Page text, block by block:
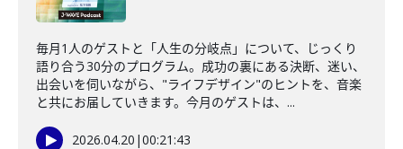
毎月1人のゲストと「人生の分岐点」について、じっくり
語り合う30分のプログラム。成功の裏にある決断、迷い、
出会いを伺いながら、"ライフデザイン"のヒントを、音楽
と共にお届していきます。今月のゲストは、...
2026.04.20 |00:21:43